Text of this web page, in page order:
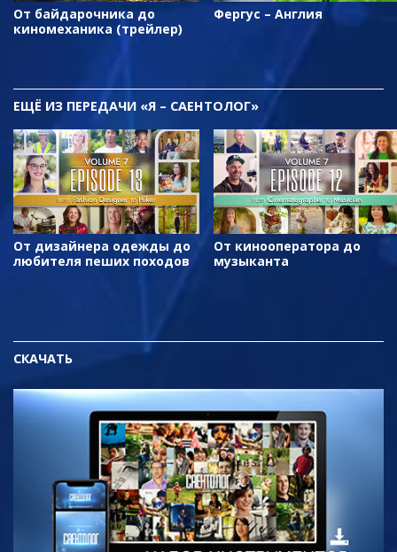
От байдарочника до
киномеханика (трейлер)
Фергус – Англия
ЕЩЁ ИЗ ПЕРЕДАЧИ «Я – САЕНТОЛОГ»
От дизайнера одежды до
любителя пеших походов
От кинооператора до
музыканта
СКАЧАТЬ